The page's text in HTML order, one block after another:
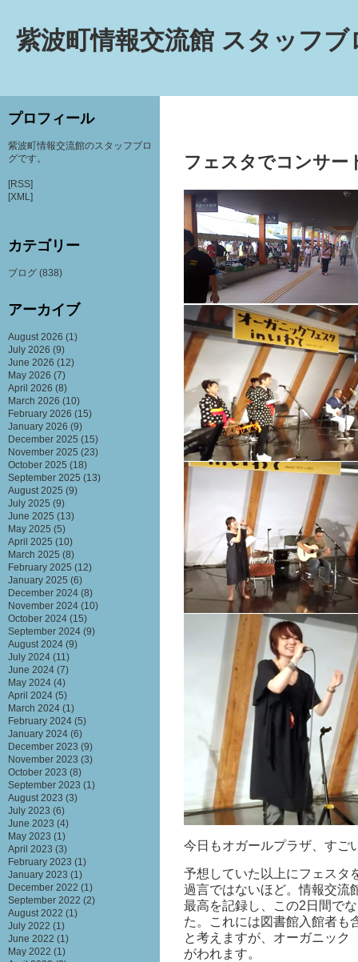
紫波町情報交流館 スタッフブ
フェスタでコンサー
今日もオガールプラザ、すご
予想していた以上にフェスタ
過言ではないほど。情報交流
最高を記録し、この2日間で
た。これには図書館入館者も
と考えますが、オーガニック
がわれます。
プロフィール
紫波町情報交流館のスタッフブロ
グです。
[RSS]
[XML]
カテゴリー
ブログ (838)
アーカイブ
August 2026 (1)
July 2026 (9)
June 2026 (12)
May 2026 (7)
April 2026 (8)
March 2026 (10)
February 2026 (15)
January 2026 (9)
December 2025 (15)
November 2025 (23)
October 2025 (18)
September 2025 (13)
August 2025 (9)
July 2025 (9)
June 2025 (13)
May 2025 (5)
April 2025 (10)
March 2025 (8)
February 2025 (12)
January 2025 (6)
December 2024 (8)
November 2024 (10)
October 2024 (15)
September 2024 (9)
August 2024 (9)
July 2024 (11)
June 2024 (7)
May 2024 (4)
April 2024 (5)
March 2024 (1)
February 2024 (5)
January 2024 (6)
December 2023 (9)
November 2023 (3)
October 2023 (8)
September 2023 (1)
August 2023 (3)
July 2023 (6)
June 2023 (4)
May 2023 (1)
April 2023 (3)
February 2023 (1)
January 2023 (1)
December 2022 (1)
September 2022 (2)
August 2022 (1)
July 2022 (1)
June 2022 (1)
May 2022 (1)